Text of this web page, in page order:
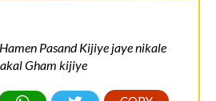
Pasand Kijiye jaye nikale
Gham kijiye